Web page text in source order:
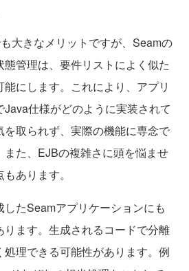
大きなメリットですが、Seamの
管理は、要件リストによく似た
にします。これにより、アプリ
仕様がどのように実装されて
を取られず、実際の機能に専念で
また、EJBの複雑さに頭を悩ませ
あります。
たSeamアプリケーションにも
ます。生成されるコードで分離
理できる可能性があります。例